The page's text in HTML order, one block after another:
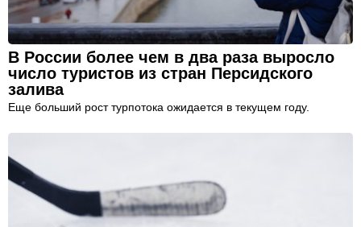
В России более чем в два раза выросло
число туристов из стран Персидского
залива
Еще больший рост турпотока ожидается в текущем году.